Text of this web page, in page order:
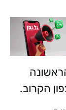
הקרוב.